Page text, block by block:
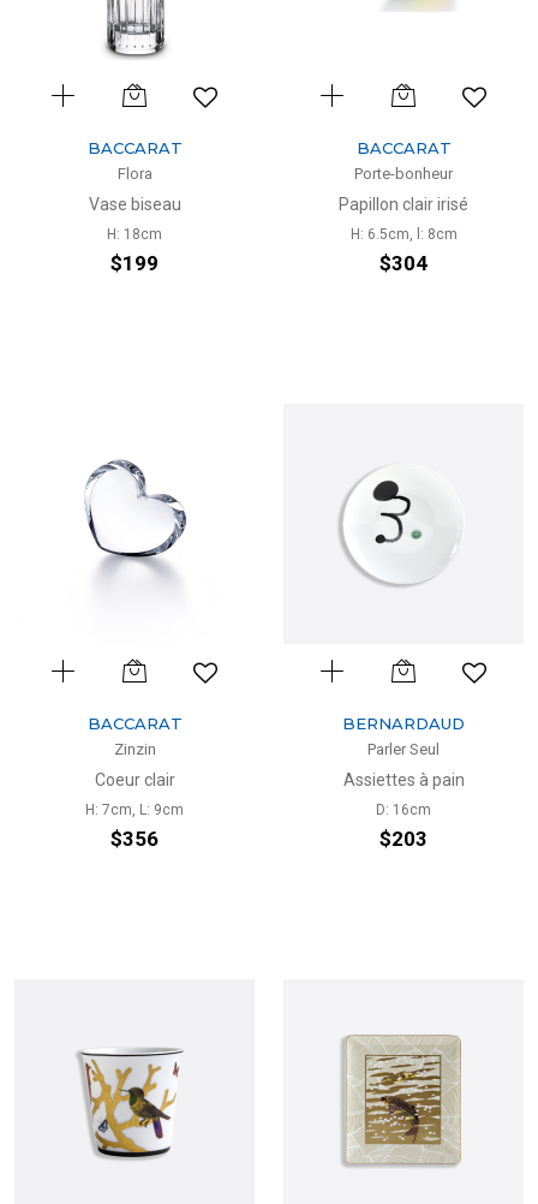
BACCARAT
Flora
Vase biseau
H: 18cm
$199
BACCARAT
Porte-bonheur
Papillon clair irisé
H: 6.5cm, l: 8cm
$304
BACCARAT
Zinzin
Coeur clair
H: 7cm, L: 9cm
$356
BERNARDAUD
Parler Seul
Assiettes à pain
D: 16cm
$203